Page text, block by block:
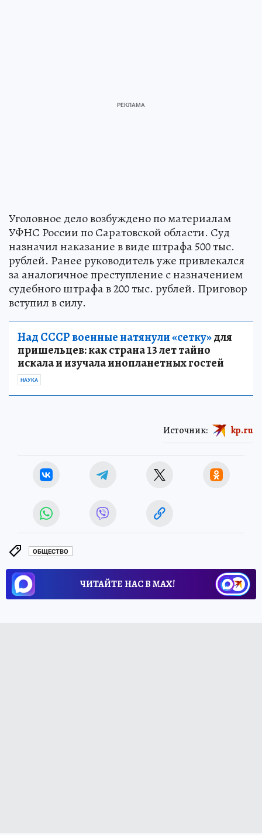
Уголовное дело возбуждено по материалам
УФНС России по Саратовской области. Суд
назначил наказание в виде штрафа 500 тыс.
рублей. Ранее руководитель уже привлекался
за аналогичное преступление с назначением
судебного штрафа в 200 тыс. рублей. Приговор
вступил в силу.
Над СССР военные натянули «сетку»для
пришельцев: как страна 13 лет тайно
искала и изучала инопланетных гостей
НАУКА
Источник: kp.ru
ОБЩЕСТВО
ЧИТАЙТЕ НАС В МАХ!